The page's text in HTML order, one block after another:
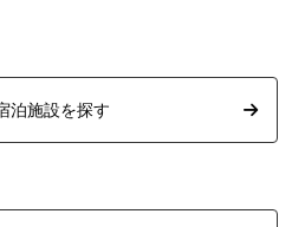
催）
泊施設を探す